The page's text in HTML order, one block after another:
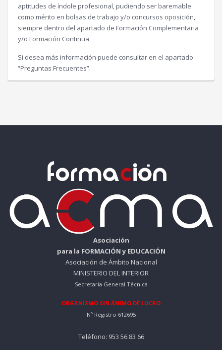
aptitudes de índole profesional, pudiendo ser baremable
como mérito en bolsas de trabajo y/o concursos oposición,
siempre dentro del apartado de Formación Complementaria
y/o Formación Continua
Si desea más información puede consultar en el apartado
“Preguntas Frecuentes”.
Asociación
para la FORMACIÓN y EDUCACIÓN
Asociación de Ámbito Nacional
MINISTERIO DEL INTERIOR
Secretaría General Técnica
ORGANISMO SIN ÁNIMO DE LUCRO
Nº Registro 612695
Teléfono: 953 56 83 66